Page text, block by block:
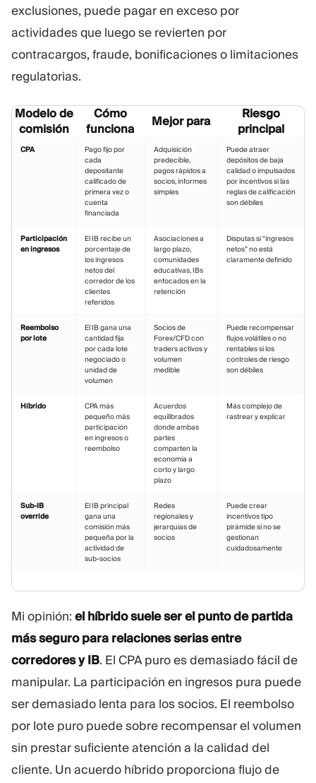
exclusiones, puede pagar en exceso por
actividades que luego se revierten por
contracargos, fraude, bonificaciones o limitaciones
regulatorias.
Modelo de
comisión
Cómo
funciona
Mejor para
Riesgo
principal
CPA
Pago fijo por
cada
depositante
calificado de
primera vez o
cuenta
financiada
Adquisición
predecible,
pagos rápidos a
socios, informes
simples
Puede atraer
depósitos de baja
calidad o impulsados
por incentivos si las
reglas de calificación
son débiles
Participación
en ingresos
El IB recibe un
porcentaje de
los ingresos
netos del
corredor de los
clientes
referidos
Asociaciones a
largo plazo,
comunidades
educativas, IBs
enfocados en la
retención
Disputas si “ingresos
netos” no está
claramente definido
Reembolso
por lote
El IB gana una
cantidad fija
por cada lote
negociado o
unidad de
volumen
Socios de
Forex/CFD con
traders activos y
volumen
medible
Puede recompensar
flujos volátiles o no
rentables si los
controles de riesgo
son débiles
Híbrido
CPA más
pequeño más
participación
en ingresos o
reembolso
Acuerdos
equilibrados
donde ambas
partes
comparten la
economía a
corto y largo
plazo
Más complejo de
rastrear y explicar
Sub-IB
override
El IB principal
gana una
comisión más
pequeña por la
actividad de
sub-socios
Redes
regionales y
jerarquías de
socios
Puede crear
incentivos tipo
pirámide si no se
gestionan
cuidadosamente
Mi opinión: el híbrido suele ser el punto de partida
más seguro para relaciones serias entre
corredores y IB. El CPA puro es demasiado fácil de
manipular. La participación en ingresos pura puede
ser demasiado lenta para los socios. El reembolso
por lote puro puede sobre recompensar el volumen
sin prestar suficiente atención a la calidad del
cliente. Un acuerdo híbrido proporciona flujo de